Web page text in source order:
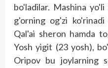
bo'ladilar. Mashina
g'orning og'zi
Qal'ai sheron hamda
Yosh yigit (23 yosh),
Oripov bu joylarning